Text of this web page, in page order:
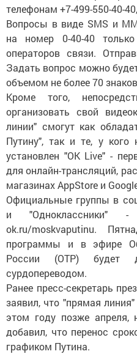
телефонам +7-499-550-40-
Вопросы в виде SMS и
на номер 0-40-40
операторов связи.
Задать вопрос можно
объемом не более 70
Кроме того,
организовать свой
линии" смогут как
Путину", так и те, у кого
установлен "ОК Live" -
для онлайн-трансляций,
магазинах AppStore и
Официальные группы в
и "Одноклассники" -
ok.ru/moskvaputinu.
программы и в эфире
России (ОТР) будет
сурдопереводом.
Ранее пресс-секретарь
заявил, что "прямая
этом году позже апреля,
добавил, что перенос
графиком Путина.